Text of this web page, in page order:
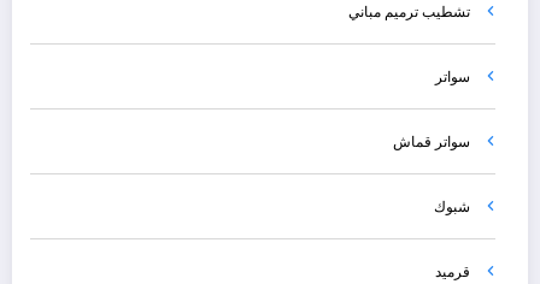
تشطيب ترميم مباني
سواتر
سواتر قماش
شبوك
قرميد